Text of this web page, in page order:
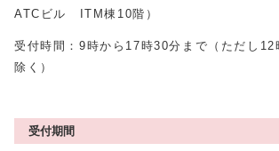
ATCビル ITM棟10階）
受付時間：9時から17時30分まで（ただし12
除く）
受付期間